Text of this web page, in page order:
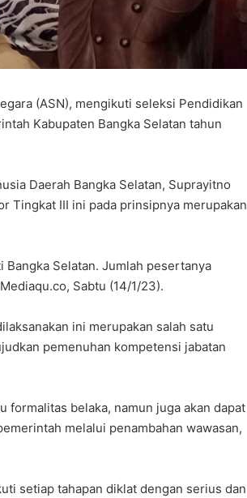
(ASN), mengikuti seleksi Pendidikan
Kabupaten Bangka Selatan tahun
Daerah Bangka Selatan, Suprayitno
Tingkat III ini pada prinsipnya merupakan
Bangka Selatan. Jumlah pesertanya
Sabtu (14/1/23).
ini merupakan salah satu
pemenuhan kompetensi jabatan
formalitas belaka, namun juga akan dapat
melalui penambahan wawasan,
setiap tahapan diklat dengan serius dan